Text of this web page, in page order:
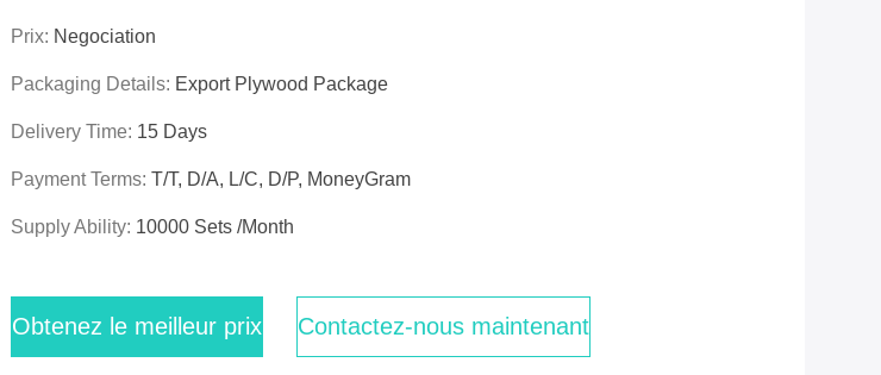
Prix: Negociation
Packaging Details: Export Plywood Package
Delivery Time: 15 Days
Payment Terms: T/T, D/A, L/C, D/P, MoneyGram
Supply Ability: 10000 Sets /Month
Obtenez le meilleur prix Contactez-nous maintenant